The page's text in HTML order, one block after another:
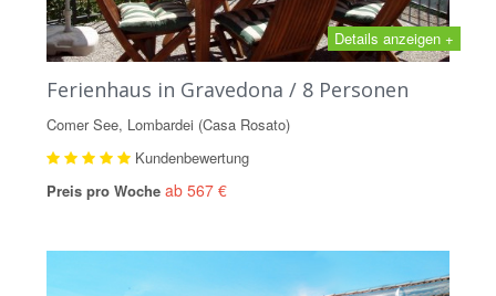
Details anzeigen +
Ferienhaus in Gravedona / 8 Personen
Comer See, Lombardei (Casa Rosato)
Kundenbewertung
Preis pro Woche ab 567 €